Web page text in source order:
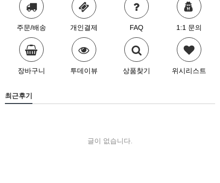
주문/배송 개인결제 FAQ 1:1 문의
장바구니 투데이뷰 상품찾기 위시리스트
최근후기
글이 없습니다.